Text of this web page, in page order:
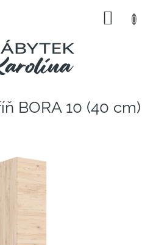
BORA 10 (40 cm)